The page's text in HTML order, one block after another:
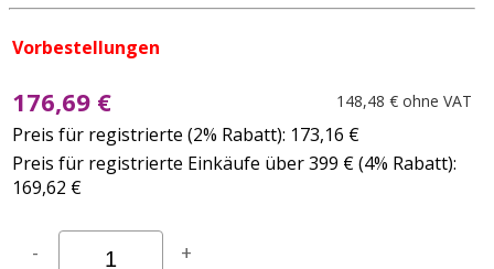
Vorbestellungen
176,69 € 148,48 € ohne VAT
Preis für registrierte (2% Rabatt): 173,16 €
Preis für registrierte Einkäufe über 399 € (4% Rabatt):
169,62 €
- +